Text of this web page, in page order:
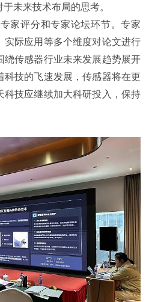
未来技术布局的思考。
家评分和专家论坛环节。专家
实际应用等多个维度对论文进行
绕传感器行业未来发展趋势展开
科技的飞速发展，传感器将在更
科技应继续加大科研投入，保持